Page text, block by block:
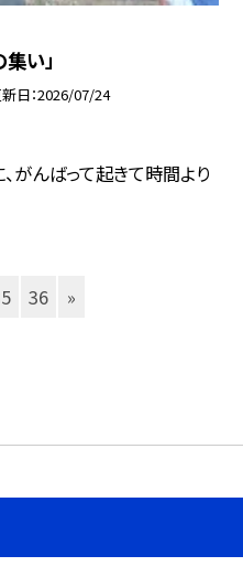
集い」
日 2026/07/24
がんばって起きて時間より
36 »